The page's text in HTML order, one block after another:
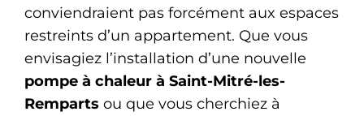
conviendraient pas forcément aux espaces
restreints d’un appartement. Que vous
envisagiez l’installation d’une nouvelle
pompe à chaleur à Saint-Mitré-les-
Remparts ou que vous cherchiez à